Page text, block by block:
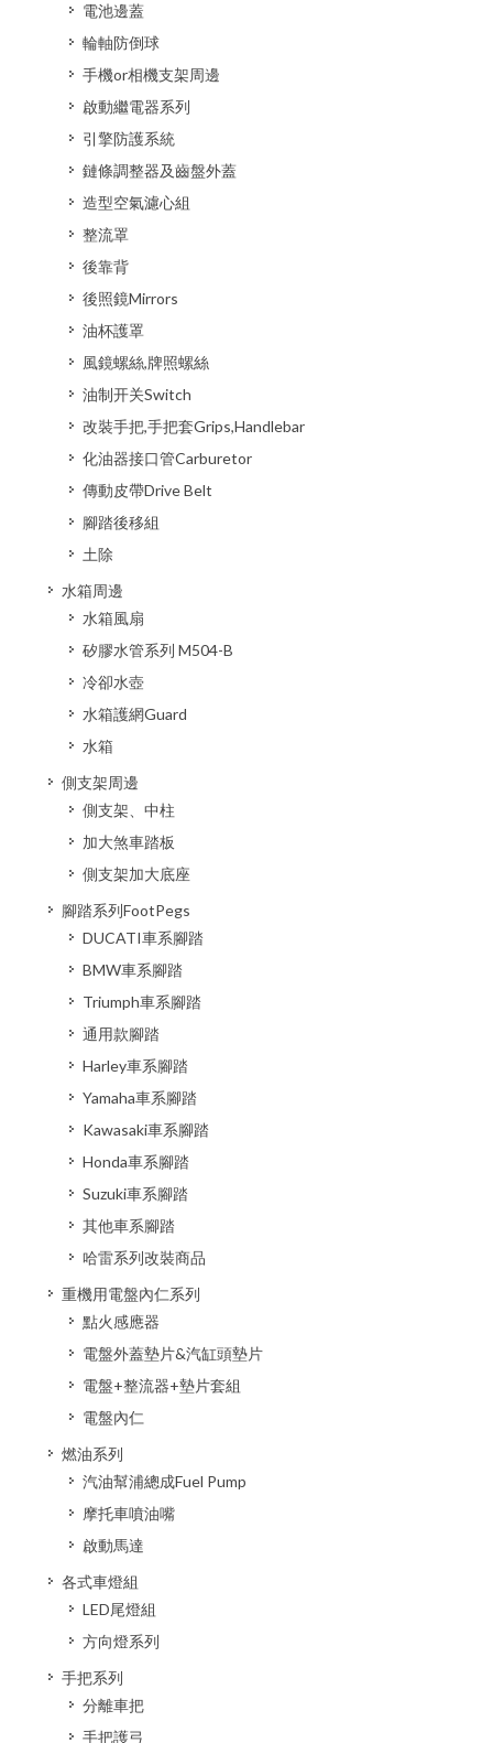
電池邊蓋
輪軸防倒球
手機or相機支架周邊
啟動繼電器系列
引擎防護系統
鏈條調整器及齒盤外蓋
造型空氣濾心組
整流罩
後靠背
後照鏡Mirrors
油杯護罩
風鏡螺絲,牌照螺絲
油制开关Switch
改裝手把,手把套Grips,Handlebar
化油器接口管Carburetor
傳動皮帶Drive Belt
腳踏後移組
土除
水箱周邊
水箱風扇
矽膠水管系列 M504-B
冷卻水壺
水箱護網Guard
水箱
側支架周邊
側支架、中柱
加大煞車踏板
側支架加大底座
腳踏系列FootPegs
DUCATI車系腳踏
BMW車系腳踏
Triumph車系腳踏
通用款腳踏
Harley車系腳踏
Yamaha車系腳踏
Kawasaki車系腳踏
Honda車系腳踏
Suzuki車系腳踏
其他車系腳踏
哈雷系列改裝商品
重機用電盤內仁系列
點火感應器
電盤外蓋墊片&汽缸頭墊片
電盤+整流器+墊片套組
電盤內仁
燃油系列
汽油幫浦總成Fuel Pump
摩托車噴油嘴
啟動馬達
各式車燈組
LED尾燈組
方向燈系列
手把系列
分離車把
手把護弓